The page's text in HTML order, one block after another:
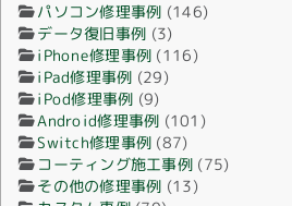
パソコン修理事例 (146)
データ復旧事例 (3)
iPhone修理事例 (116)
iPad修理事例 (29)
iPod修理事例 (9)
Android修理事例 (101)
Switch修理事例 (87)
コーティング施工事例 (75)
その他の修理事例 (13)